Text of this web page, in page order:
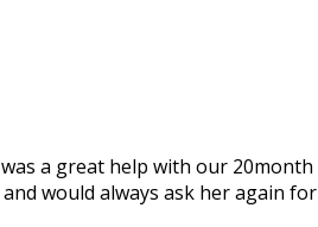
a great help with our
would always ask her again